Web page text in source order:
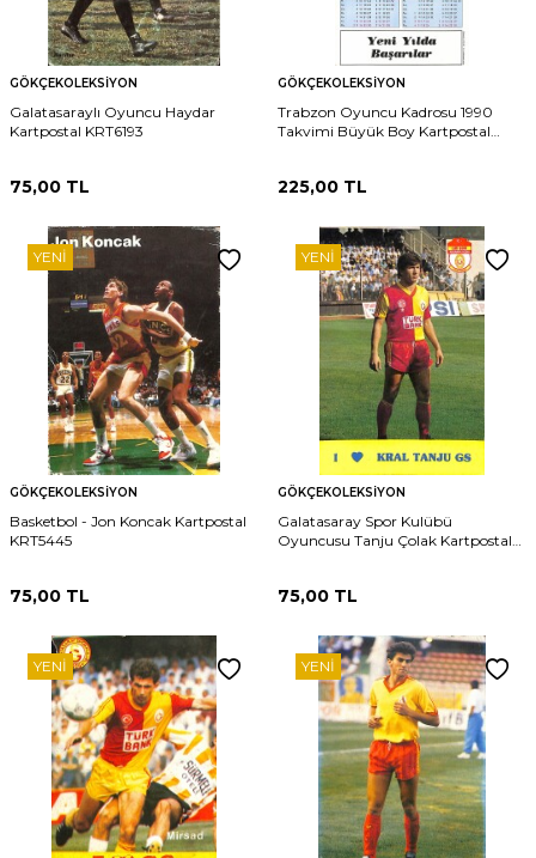
GÖKÇEKOLEKSIYON
Galatasaraylı Oyuncu Haydar
Kartpostal KRT6193
75,00 TL
GÖKÇEKOLEKSIYON
Trabzon Oyuncu Kadrosu 1990
Takvimi Büyük Boy Kartpostal
225,00 TL
YENI
GÖKÇEKOLEKSIYON
Basketbol - Jon Koncak Kartpostal
KRT5445
75,00 TL
YENI
GÖKÇEKOLEKSIYON
Galatasaray Spor Kulübü
Oyuncusu Tanju Çolak Kartpostal
75,00 TL
YENI YENI